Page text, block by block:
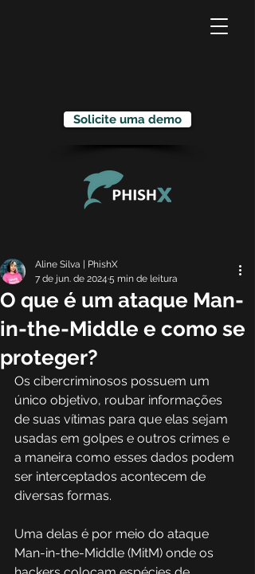
Solicite uma demo
O que é um ataque Man-
in-the-Middle e como se
proteger?
Aline Silva | PhishX
7 de jun. de 2024 5 min de leitura
Os cibercriminosos possuem um
único objetivo, roubar informações
de suas vítimas para que elas sejam
usadas em golpes e outros crimes e
a maneira como esses dados podem
ser interceptados acontecem de
diversas formas.
Uma delas é por meio do ataque
Man-in-the-Middle (MitM) onde os